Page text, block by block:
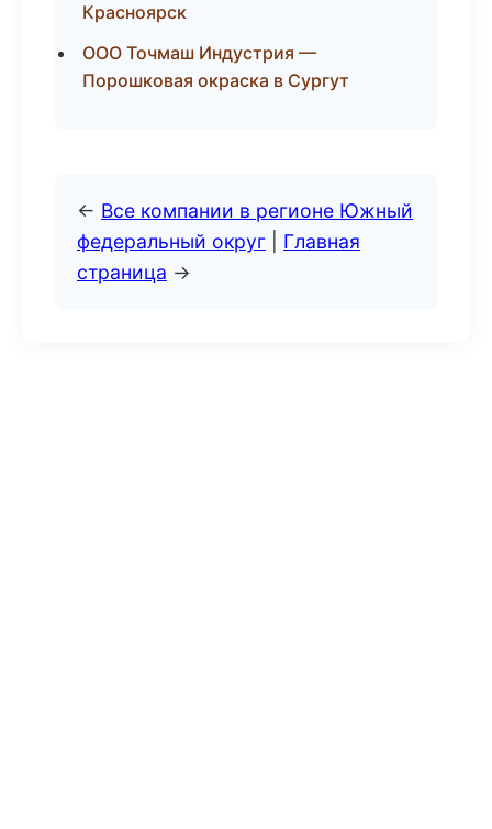
Красноярск
ООО Точмаш Индустрия —
Порошковая окраска в Сургут
← Все компании в регионе Южный
федеральный округ
Главная
страница →